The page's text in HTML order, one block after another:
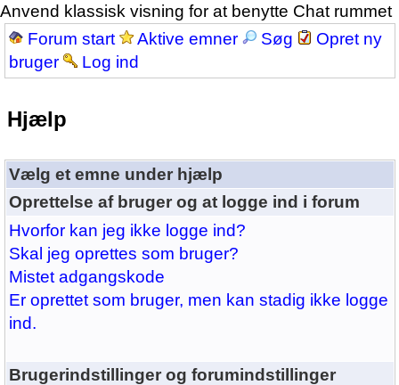
Anvend klassisk visning for at benytte Chat rummet
Forum start
Aktive emner Søg
Opret ny
bruger
Log ind
Hjælp
Vælg et emne under hjælp
Oprettelse af bruger og at logge ind i forum
Hvorfor kan jeg ikke logge ind?
Skal jeg oprettes som bruger?
Mistet adgangskode
Er oprettet som bruger, men kan stadig ikke logge
ind.
Brugerindstillinger og forumindstillinger